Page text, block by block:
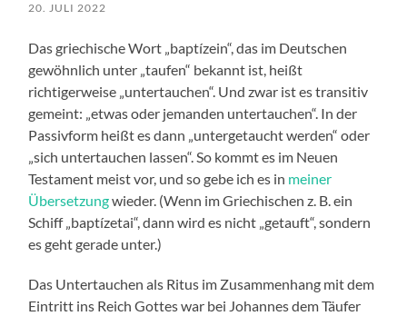
20. JULI 2022
Das griechische Wort „baptízein“, das im Deutschen
gewöhnlich unter „taufen“ bekannt ist, heißt
richtigerweise „untertauchen“. Und zwar ist es transitiv
gemeint: „etwas oder jemanden untertauchen“. In der
Passivform heißt es dann „untergetaucht werden“ oder
„sich untertauchen lassen“. So kommt es im Neuen
Testament meist vor, und so gebe ich es in meiner
Übersetzungwieder. (Wenn im Griechischen z. B. ein
Schiff „baptízetai“, dann wird es nicht „getauft“, sondern
es geht gerade unter.)
Das Untertauchen als Ritus im Zusammenhang mit dem
Eintritt ins Reich Gottes war bei Johannes dem Täufer